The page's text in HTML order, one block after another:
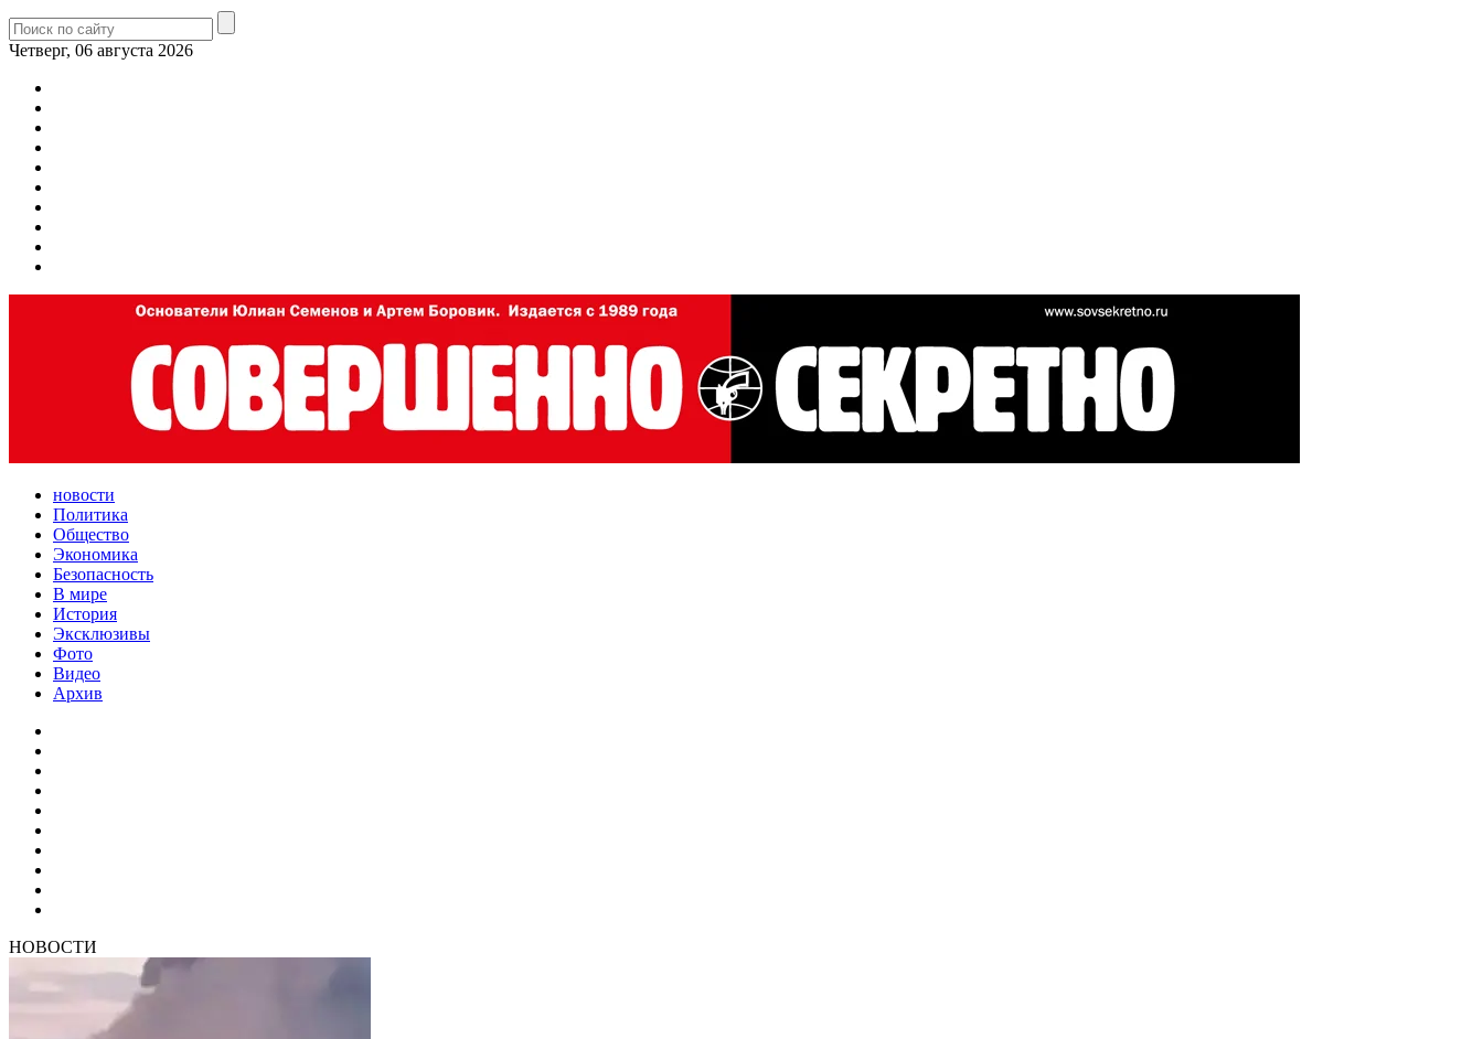
Четверг, 06 августа 2026
новости
Политика
Общество
Экономика
Безопасность
В мире
История
Эксклюзивы
Фото
Видео
Архив
НОВОСТИ